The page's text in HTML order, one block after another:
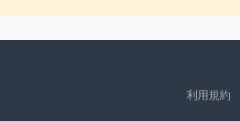
利用規約